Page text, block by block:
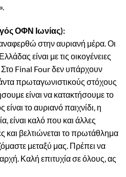
ΟΦΝ Ιωνίας):
στην αυριανή μέρα. Οι
είναι με τις οικογένειες
Final Four δεν υπάρχουν
πρωταγωνιστικούς στόχους
είναι να κατακτήσουμε το
το αυριανό παιχνίδι, η
είναι καλό που και άλλες
και βελτιώνεται το πρωτάθλημα
μεταξύ μας. Πρέπει να
Καλή επιτυχία σε όλους, ας